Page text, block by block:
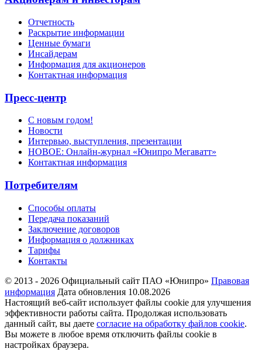
Отчетность
Раскрытие информации
Ценные бумаги
Инсайдерам
Информация для акционеров
Контактная информация
Пресс-центр
С новым годом!
Новости
Интервью, выступления, презентации
НОВОЕ: Онлайн-журнал «Юнипро Мегаватт»
Контактная информация
Потребителям
Способы оплаты
Передача показаний
Заключение договоров
Информация о должниках
Тарифы
Контакты
© 2013 - 2026 Официальный сайт ПАО «Юнипро» Правовая
информация Дата обновления 10.08.2026
Настоящий веб-сайт использует файлы cookie для улучшения
эффективности работы сайта. Продолжая использовать
данный сайт, вы даете согласие на обработку файлов cookie.
Вы можете в любое время отключить файлы cookie в
настройках браузера.